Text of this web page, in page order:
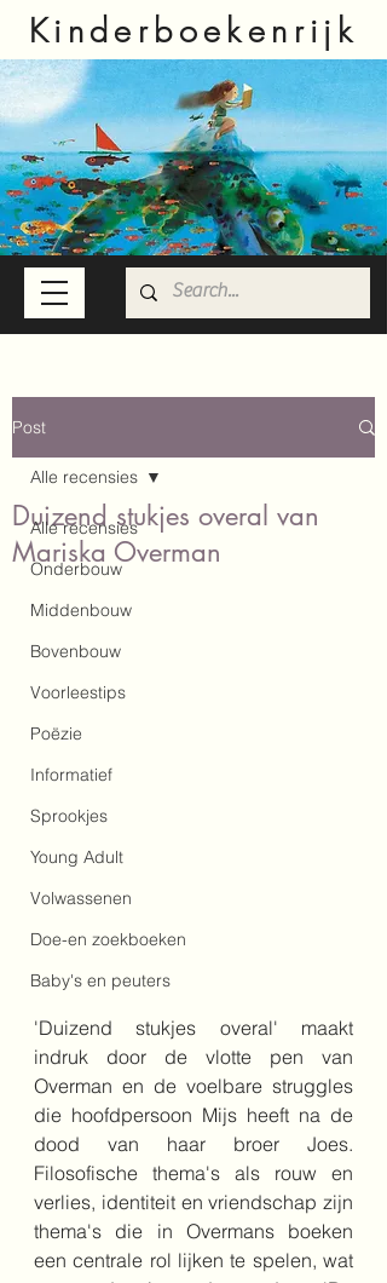
Kinderboekenrijk
Post
Alle recensies
Onderbouw
Middenbouw
Bovenbouw
Voorleestips
Poëzie
Informatief
Sprookjes
Young Adult
Volwassenen
Doe-en zoekboeken
Baby's en peuters
Alle recensies
Duizend stukjes overal van
Mariska Overman
'Duizend stukjes overal' maakt
indruk door de vlotte pen van
Overman en de voelbare struggles
die hoofdpersoon Mijs heeft na de
dood van haar broer Joes.
Filosofische thema's als rouw en
verlies, identiteit en vriendschap zijn
thema's die in Overmans boeken
een centrale rol lijken te spelen, wat